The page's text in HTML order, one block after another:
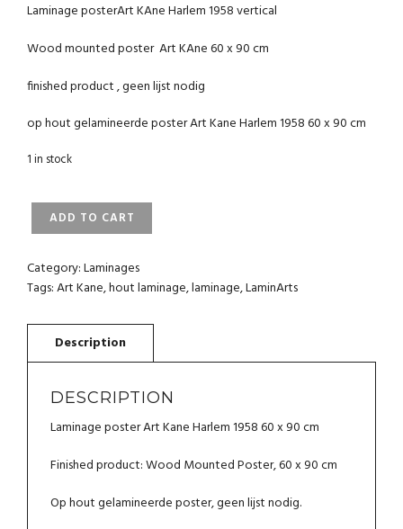
Laminage posterArt KAne Harlem 1958 vertical
Wood mounted poster Art KAne 60 x 90 cm
finished product , geen lijst nodig
op hout gelamineerde poster Art Kane Harlem 1958 60 x 90 cm
1 in stock
LAMINAGE
KANE
HARLEM
QUANTITY
ADD TO CART
Category:Laminages
Tags:Art Kane,hout laminage,laminage,LaminArts
DESCRIPTION
Laminage poster Art Kane Harlem 1958 60 x 90 cm
Finished product: Wood Mounted Poster, 60 x 90 cm
Op hout gelamineerde poster, geen lijst nodig.